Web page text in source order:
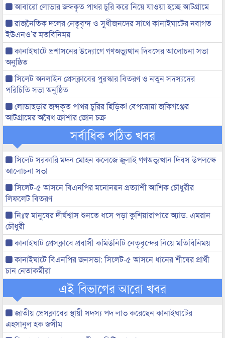
আবারো লোভার জব্দকৃত পাথর চুরি করে নিয়ে যাওয়া হচ্ছে আটগ্রামে
রাজনৈতিক দলের নেতৃবৃন্দ ও সুধীজনদের সাথে কানাইঘাটের নবাগত
ইউএনও’র মতবিনিময়
কানাইঘাটে প্রশাসনের উদ্যোগে গণঅভ্যুত্থান দিবসের আলোচনা সভা
অনুষ্ঠিত
সিলেট অনলাইন প্রেসক্লাবের পুরস্কার বিতরণ ও নতুন সদস্যদের
পরিচিতি সভা অনুষ্ঠিত
লোভাছড়ার জব্দকৃত পাথর চুরির হিড়িক! বেপরোয়া জকিগঞ্জের
আটগ্রামের অবৈধ ক্রাশার জোন চক্র
সর্বাধিক পঠিত খবর
সিলেট সরকারি মদন মোহন কলেজে জুলাই গণঅভ্যুত্থান দিবস উপলক্ষে
আলোচনা সভা
সিলেট-৫ আসনে বিএনপির মনোনয়ন প্রত্যাশী আশিক চৌধুরীর
লিফলেট বিতরণ
নিঃস্ব মানুষের দীর্ঘশ্বাস শুনতে ধসে পড়া কুশিয়ারাপারে অ্যাড. এমরান
চৌধুরী
কানাইঘাট প্রেসক্লাবে প্রবাসী কমিউনিটি নেতৃবৃন্দের নিয়ে মতিবিনিময়
কানাইঘাটে বিএনপির জনসভা: সিলেট-৫ আসনে ধানের শীষের প্রার্থী
চান নেতাকর্মীরা
এই বিভাগের আরো খবর
জাতীয় প্রেসক্লাবের স্থায়ী সদস্য পদ লাভ করেছেন কানাইঘাটের
এহসানুল হক জসীম